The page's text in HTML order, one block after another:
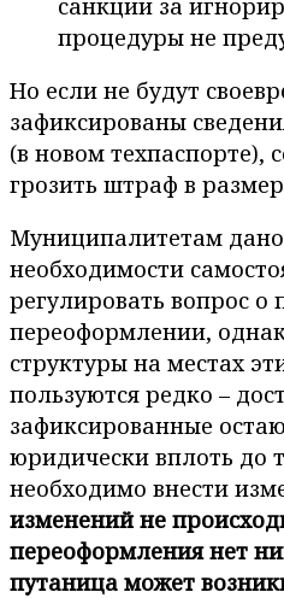
процедуры не
Но если не будут
зафиксированы
(в новом техпаспорте),
грозить штраф в
Муниципалитетам
необходимости
регулировать вопрос о
переоформлении,
структуры на местах
пользуются редко –
зафиксированные
юридически вплоть до
необходимо внести
изменений не
переоформления нет
путаница может